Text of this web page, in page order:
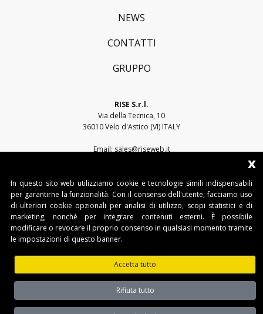
NEWS
CONTATTI
GRUPPO
RISE S.r.l.
Via della Tecnica, 10
36010 Velo d'Astico (VI) ITALY
Email:sales@riseweb.it
RISE S.r.l. • Sede legale: Via del Capitello, 45 - 36066 Sandrigo (VI) • Sede
operativa: Via della Tecnica, 10 - 36010 Velo d'Astico (VI)
Tel. +39 0445 751401 • Fax. +39 0445 751401 • IT03482500240 •
www.riseweb.it •sales@riseweb.it
Privacy Policy
x
In questo sito web utilizziamo cookie e tecnologie simili indispensabili
per garantirne la funzionalità. Con il consenso dell'utente, facciamo uso
di ulteriori cookie opzionali per analisi di utilizzo, scopi statistici e di
marketing, nonché per integrare contenuti esterni. È possibile
modificare o revocare il proprio consenso in qualsiasi momento tramite
le impostazioni di questo banner.
Accetta tutto
Rifiuta tutto